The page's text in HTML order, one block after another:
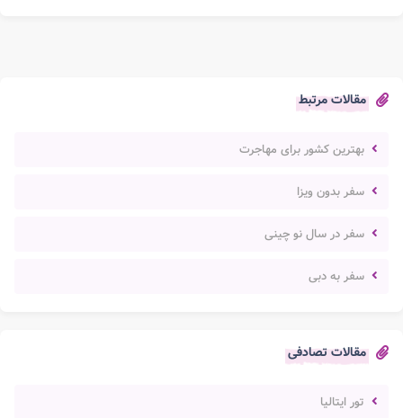
مقالات مرتبط
بهترین کشور برای مهاجرت
سفر بدون ویزا
سفر در سال نو چینی
سفر به دبی
مقالات تصادفی
تور ایتالیا